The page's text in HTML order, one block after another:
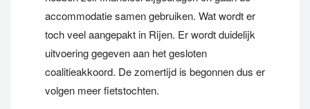
accommodatie samen gebruiken. Wat wordt er
toch veel aangepakt in Rijen. Er wordt duidelijk
uitvoering gegeven aan het gesloten
coalitieakkoord. De zomertijd is begonnen dus er
volgen meer fietstochten.